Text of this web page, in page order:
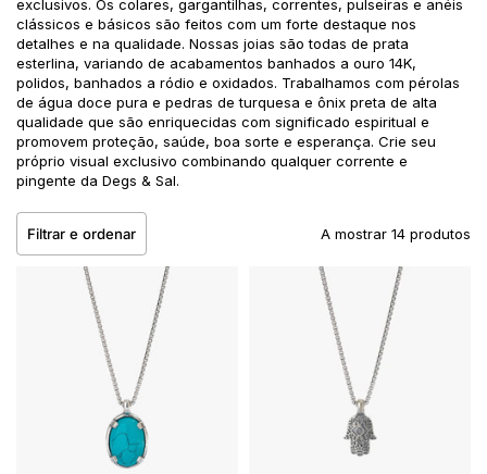
exclusivos. Os colares, gargantilhas, correntes, pulseiras e anéis
clássicos e básicos são feitos com um forte destaque nos
detalhes e na qualidade. Nossas joias são todas de prata
esterlina, variando de acabamentos banhados a ouro 14K,
polidos, banhados a ródio e oxidados. Trabalhamos com pérolas
de água doce pura e pedras de turquesa e ônix preta de alta
qualidade que são enriquecidas com significado espiritual e
promovem proteção, saúde, boa sorte e esperança. Crie seu
próprio visual exclusivo combinando qualquer corrente e
pingente da Degs & Sal.
Filtrar e ordenar A mostrar 14 produtos